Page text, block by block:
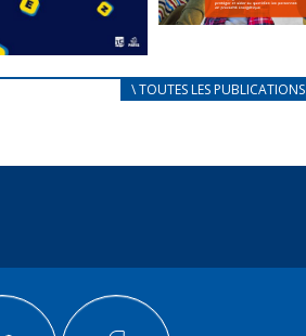
au coeur de
nos actions
en France,...
FEUILLETER
\ TOUTES LES PUBLICATIONS